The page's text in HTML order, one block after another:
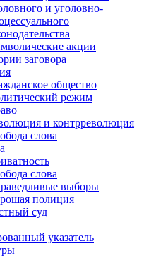
и уголовно-
акции
заговора
общество
режим
и контрреволюция
слова
слова
выборы
полиция
суд
указатель